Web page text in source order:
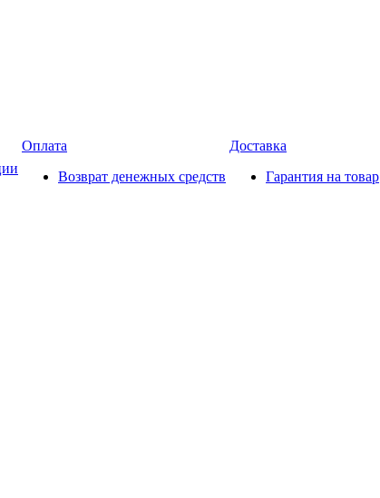
Оплата
Возврат денежных средств
Доставка
Гарантия на товар